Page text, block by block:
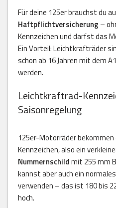
Für deine 125er brauchst du
Haftpflichtversicherung –
Kennzeichen und darfst das
Ein Vorteil: Leichtkrafträder
schon ab 16 Jahren mit dem
werden.
Leichtkraftrad-
Saisonregelung
125er-Motorräder
Kennzeichen, also ein
Nummernschildmit 255 mm
kannst aber auch ein
verwenden – das ist 180 bis
hoch.